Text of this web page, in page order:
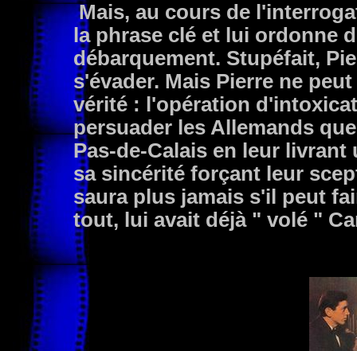
Mais, au cours de
la phrase clé et lui ordonne
débarquement. Stupéfait,
s'évader. Mais Pierre ne
vérité : l'opération
persuader les Allemands
Pas-de-Calais en leur
sa sincérité forçant leur
saura plus jamais s'il peut
tout, lui avait déjà " volé "